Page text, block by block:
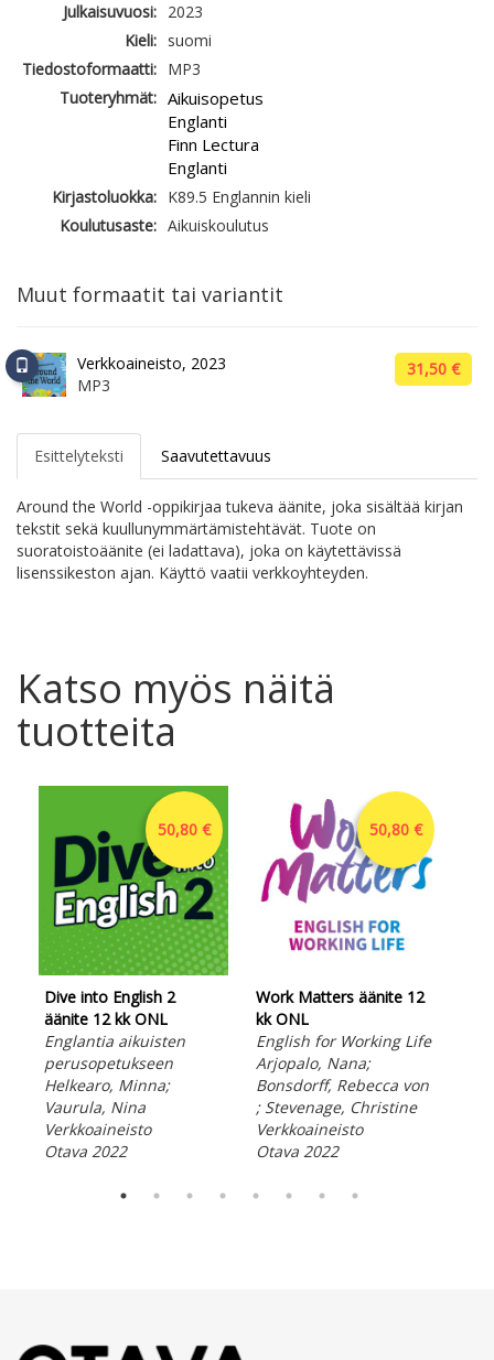
Julkaisuvuosi: 2023
Kieli: suomi
Tiedostoformaatti: MP3
Tuoteryhmät: Aikuisopetus
Englanti
Finn Lectura
Englanti
Kirjastoluokka: K89.5 Englannin kieli
Koulutusaste: Aikuiskoulutus
Muut formaatit tai variantit
Verkkoaineisto, 2023
MP3
31,50 €
Esittelyteksti Saavutettavuus
Around the World -oppikirjaa tukeva äänite, joka sisältää kirjan
tekstit sekä kuullunymmärtämistehtävät. Tuote on
suoratoistoäänite (ei ladattava), joka on käytettävissä
lisenssikeston ajan. Käyttö vaatii verkkoyhteyden.
Katso myös näitä
tuotteita
50,80 €
Dive into English 2
äänite 12 kk ONL
Englantia aikuisten
perusopetukseen
Helkearo, Minna;
Vaurula, Nina
Verkkoaineisto
Otava 2022
50,80 €
Work Matters äänite 12
kk ONL
English for Working Life
Arjopalo, Nana;
Bonsdorff, Rebecca von
; Stevenage, Christine
Verkkoaineisto
Otava 2022